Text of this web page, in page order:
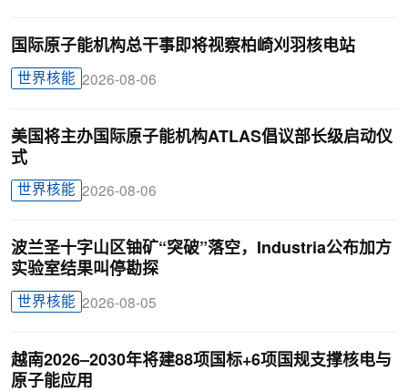
国际原子能机构总干事即将视察柏崎刈羽核电站
世界核能 2026-08-06
美国将主办国际原子能机构ATLAS倡议部长级启动仪
式
世界核能 2026-08-06
波兰圣十字山区铀矿“突破”落空，Industria公布加方
实验室结果叫停勘探
世界核能 2026-08-05
越南2026–2030年将建88项国标+6项国规支撑核电与
原子能应用